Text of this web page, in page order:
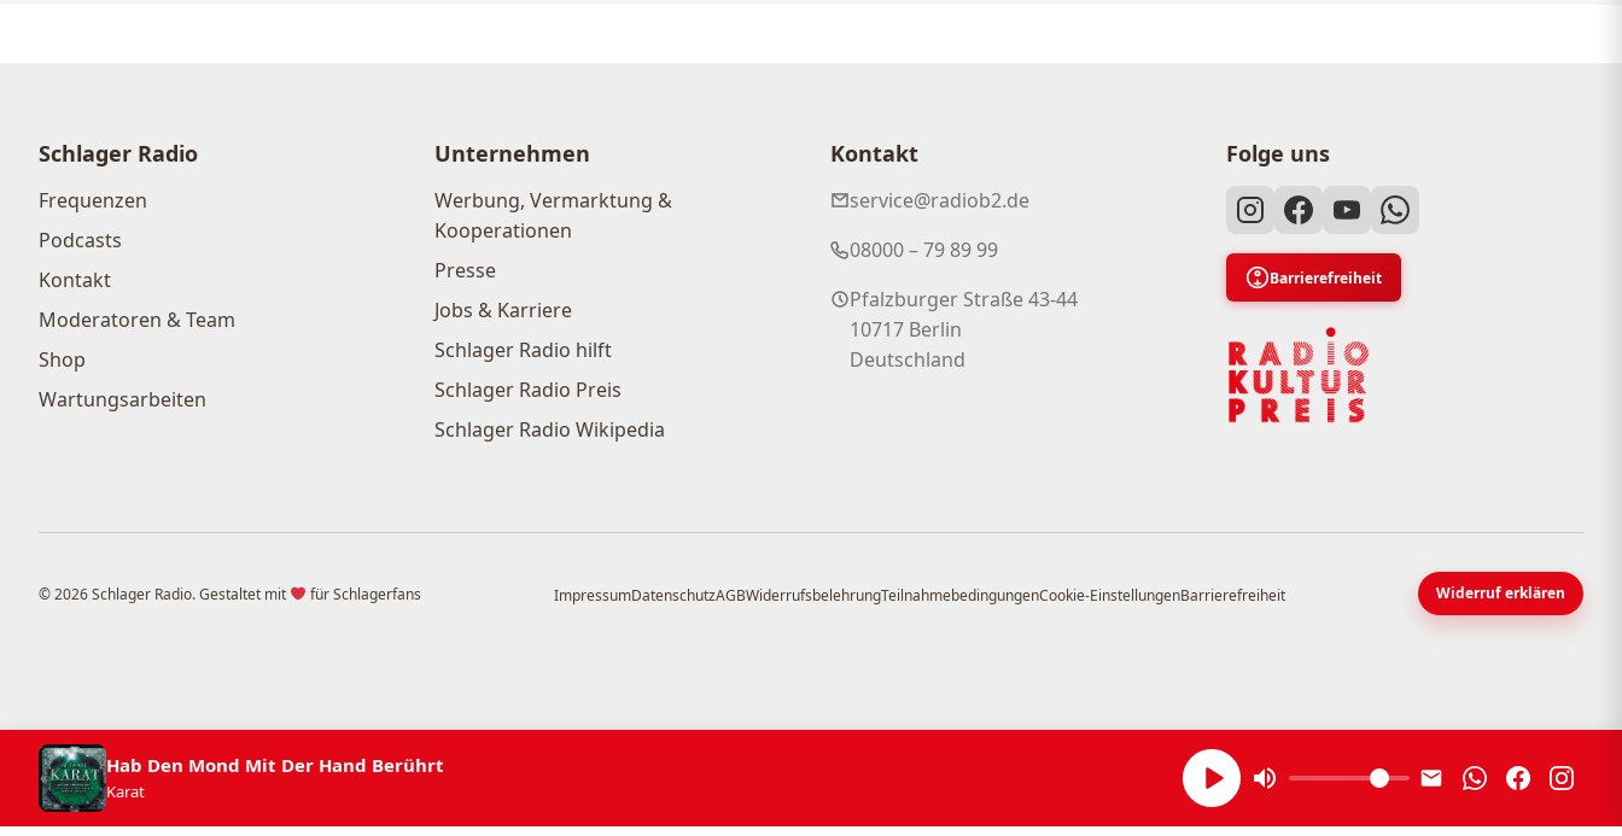
Schlager Radio
Frequenzen
Podcasts
Kontakt
Moderatoren & Team
Shop
Wartungsarbeiten
Unternehmen
Werbung, Vermarktung &
Kooperationen
Presse
Jobs & Karriere
Schlager Radio hilft
Schlager Radio Preis
Schlager Radio Wikipedia
Kontakt
service@radiob2.de
08000 – 79 89 99
Pfalzburger Straße 43-44
10717 Berlin
Deutschland
Folge uns
Barrierefreiheit
© 2026 Schlager Radio. Gestaltet mit für Schlagerfans ImpressumDatenschutzAGBWiderrufsbelehrungTeilnahmebedingungenCookie-EinstellungenBarrierefreiheit Widerruf erklären
Hab Den Mond Mit Der Hand Berührt
Karat